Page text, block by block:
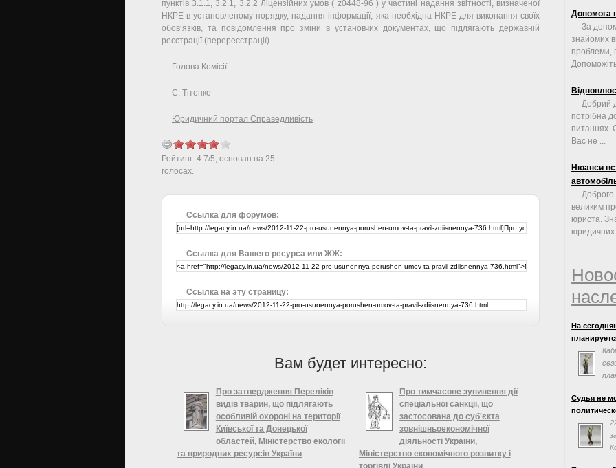
пунктів 3.1.1, 3.2.1, 3.2.2 Ліцензійних умов ( z0448-96 ) у частині надання звітності, визначеної
НКРЕ в установленому порядку, надання інформації, яка необхідна НКРЕ для виконання своїх
обов‘язків, та повідомлення про зміни в установчих документах, що підлягають державній
реєстрації (перереєстрації).
Голова Комісії
С. Тітенко
Юридичний портал Справедливість
Рейтинг: 4.7/5, основан на 25
голосах.
Ссылка для форумов:
Ссылка для Вашего ресурса или ЖЖ:
Ссылка на эту страницу:
Вам будет интересно:
Про затвердження Переліків
видів тварин, що підлягають
особливій охороні на території
Київської та Донецької
областей, Міністерство екології
та природних ресурсів України
Про тимчасове зупинення дії
спеціальної санкції, що
застосована до суб'єкта
зовнішньоекономічної
діяльності України,
Міністерство економічного розвитку і
торгівлі України
Допомога
За
знайомих
проблеми,
Добрий
потрібна
питаннях.
Вас не ...
Нюанси
великим
юриста.
юридичних
На
заседания
Судья не